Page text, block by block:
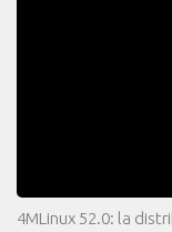
4MLinux 52.0: la